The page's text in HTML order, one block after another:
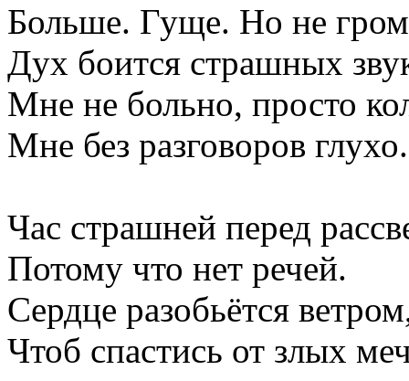
Больше. Гуще. Но не
Дух боится страшных
Мне не больно, просто
Мне без разговоров глухо.
Час страшней перед
Потому что нет речей.
Сердце разобьётся
Чтоб спастись от злых